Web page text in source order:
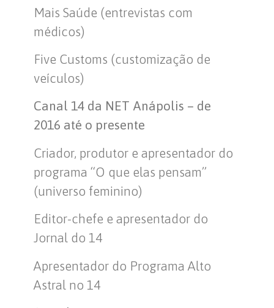
Mais Saúde (entrevistas com
médicos)
Five Customs (customização de
veículos)
Canal 14 da NET Anápolis – de
2016 até o presente
Criador, produtor e apresentador do
programa “O que elas pensam”
(universo feminino)
Editor-chefe e apresentador do
Jornal do 14
Apresentador do Programa Alto
Astral no 14